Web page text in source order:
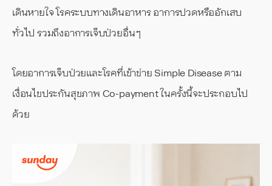
เดินหายใจ โรคระบบทางเดินอาหาร อาการปวดหรืออักเสบ
ทั่วไป รวมถึงอาการเจ็บป่วยอื่น ๆ
โดยอาการเจ็บป่วยและโรคที่เข้าข่าย Simple Disease ตาม
เงื่อนไขประกันสุขภาพ Co-payment ในครั้งนี้จะประกอบไป
ด้วย